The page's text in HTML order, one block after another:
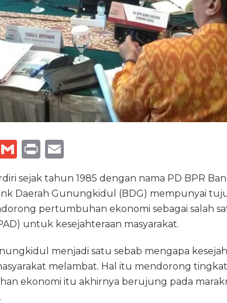
G
ai
l
P
n
t
ai
l
sejak tahun 1985 dengan nama PD BPR
Daerah Gunungkidul (BDG) mempunyai
pertumbuhan ekonomi sebagai salah
untuk kesejahteraan masyarakat.
menjadi satu sebab mengapa
melambat. Hal itu mendorong tingkat
ekonomi itu akhirnya berujung pada